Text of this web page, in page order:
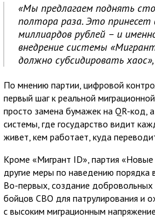
«Мы предлагаем поднять
полтора раза. Это
миллиардов рублей – и
внедрение системы
должно субсидировать
По мнению партии, цифровой
первый шаг к реальной
просто замена бумажек на QR-код,
системы, где государство видит
живет, кем работает, куда
Кроме «Мигрант ID», партия
другие меры по наведению порядка
Во-первых, создание добровольных
бойцов СВО для патрулирования и
с высоким миграционным